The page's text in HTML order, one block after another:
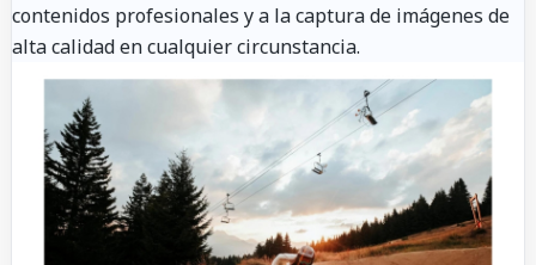
contenidos profesionales y a la captura de imágenes de
alta calidad en cualquier circunstancia.